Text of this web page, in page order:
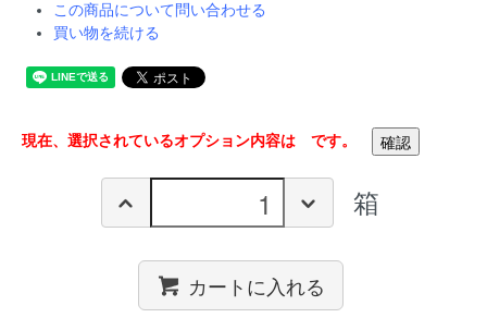
この商品について問い合わせる
買い物を続ける
現在、選択されているオプション内容は です。
箱
カートに入れる